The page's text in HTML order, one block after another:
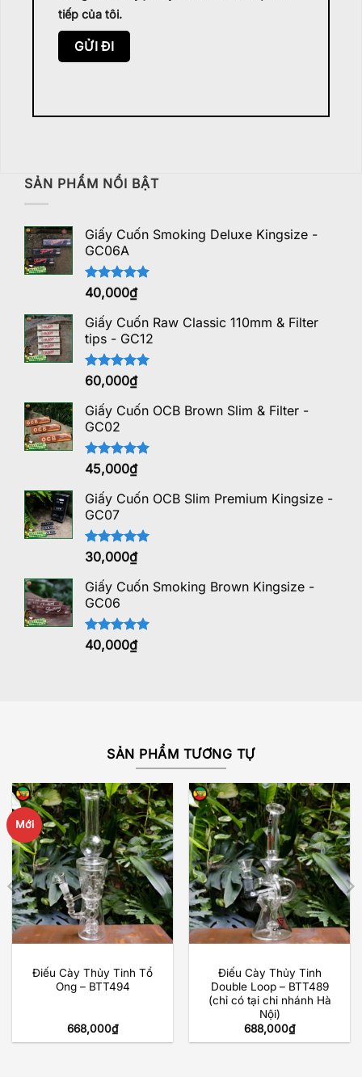
SẢN PHẨM NỔI BẬT
Giấy Cuốn Smoking Deluxe Kingsize -
GC06A
Được xếp
hạng
5.00
5 sao
40,000₫
Giấy Cuốn Raw Classic 110mm & Filter
tips - GC12
Được xếp
hạng
5.00
5 sao
60,000₫
Giấy Cuốn OCB Brown Slim & Filter -
GC02
Được xếp
hạng
5.00
5 sao
45,000₫
Giấy Cuốn OCB Slim Premium Kingsize -
GC07
Được xếp
hạng
5.00
5 sao
30,000₫
Giấy Cuốn Smoking Brown Kingsize -
GC06
Được xếp
hạng
5.00
40,000₫
tiếp của tôi.
SẢN PHẨM TƯƠNG TỰ
Mới
Điếu Cày Thủy Tinh Tổ
Ong – BTT494
668,000₫
Điếu Cày Thủy Tinh
Double Loop – BTT489
(chỉ có tại chi nhánh Hà
Nội)
688,000₫